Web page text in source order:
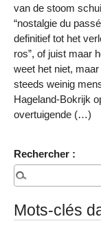
van de stoom
“nostalgie du
definitief tot het
ros”, of juist maar
weet het niet,
steeds weinig
Hageland-Bokrijk
overtuigende (…)
Rechercher :
Mots-clés